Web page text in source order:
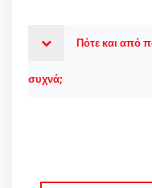
Πότε και από
συχνά;